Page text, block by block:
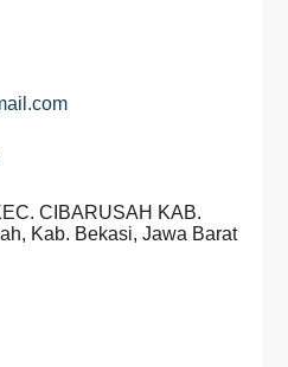
CIBARUSAH KAB.
Kab. Bekasi, Jawa Barat